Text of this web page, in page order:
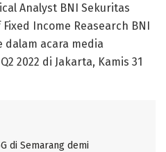
Analyst BNI Sekuritas
Income Reasearch BNI
dalam acara media
2022 di Jakarta, Kamis 31
di Semarang demi